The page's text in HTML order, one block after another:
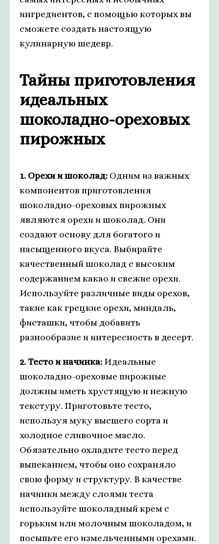
ингредиентов, с помощью которых вы
сможете создать настоящую
кулинарную шедевр.
Тайны приготовления
идеальных
шоколадно-ореховых
пирожных
1. Орехи и шоколад: Одним из важных
компонентов приготовления
шоколадно-ореховых пирожных
являются орехи и шоколад. Они
создают основу для богатого и
насыщенного вкуса. Выбирайте
качественный шоколад с высоким
содержанием какао и свежие орехи.
Используйте различные виды орехов,
такие как грецкие орехи, миндаль,
фисташки, чтобы добавить
разнообразие и интересность в десерт.
2. Тесто и начинка: Идеальные
шоколадно-ореховые пирожные
должны иметь хрустящую и нежную
текстуру. Приготовьте тесто,
используя муку высшего сорта и
холодное сливочное масло.
Обязательно охладите тесто перед
выпеканием, чтобы оно сохраняло
свою форму и структуру. В качестве
начинки между слоями теста
используйте шоколадный крем с
горьким или молочным шоколадом, и
посыпьте его измельченными орехами.